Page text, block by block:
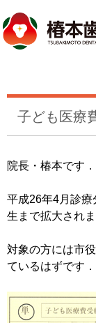
子ども医療
院長・椿本です．
平成26年4月診療
生まで拡大されま
対象の方には市
ているはずです．